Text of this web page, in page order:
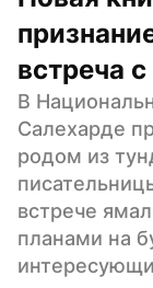
встреча
В
Салехарде
родом из
встрече
планами на